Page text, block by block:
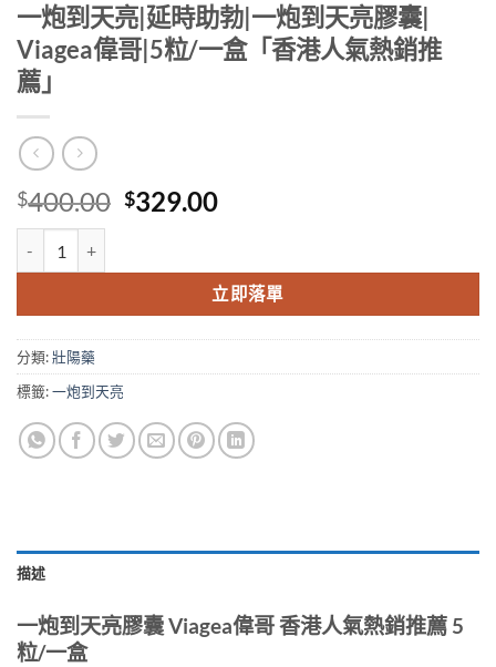
一炮到天亮|延時助勃|一炮到天亮膠囊|
Viagea偉哥|5粒/一盒「香港人氣熱銷推
薦」
$400.00 Original
$400.00.
$329.00Current
$329.00.
立即落單
分類:壯陽藥
標籤:一炮到天亮
描述
一炮到天亮膠囊 Viagea偉哥 香港人氣熱銷推薦 5
粒/一盒